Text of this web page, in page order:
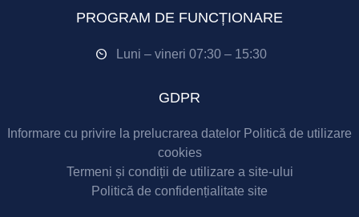
PROGRAM DE FUNCȚIONARE
Luni – vineri 07:30 – 15:30
GDPR
Informare cu privire la prelucrarea datelor Politică de utilizare
cookies
Termeni și condiții de utilizare a site-ului
Politică de confidențialitate site